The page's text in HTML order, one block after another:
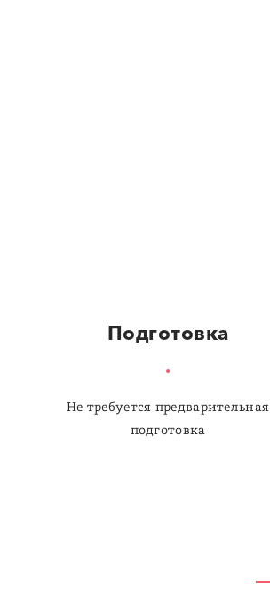
Подготовка
Не требуется предварительная
подготовка